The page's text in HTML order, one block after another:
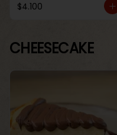
$4.100
CHEESECAKE